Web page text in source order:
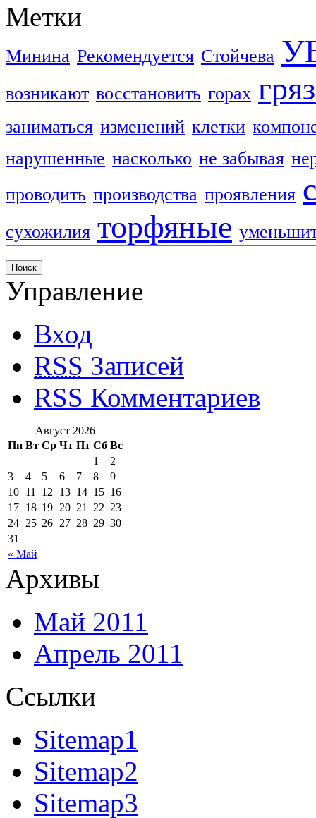
Метки
Минина Рекомендуется Стойчева
возникают восстановить горах
заниматься изменений клетки
нарушенные насколько не забывая
проводить производства проявления
сухожилия торфяные
Управление
Вход
RSS Записей
RSS Комментариев
Август 2026
Пн Вт Ср Чт Пт Сб Вс
« Май
1
2
3
4 5 6 7 8
9
10 11 12 13 14 15 16
17 18 19 20 21 22 23
24 25 26 27 28 29 30
31
Архивы
Май 2011
Апрель 2011
Ссылки
Sitemap1
Sitemap2
Sitemap3